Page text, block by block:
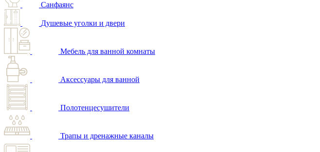
Санфаянс
Душевые уголки и двери
Мебель для ванной комнаты
Аксессуары для ванной
Полотенцесушители
Трапы и дренажные каналы